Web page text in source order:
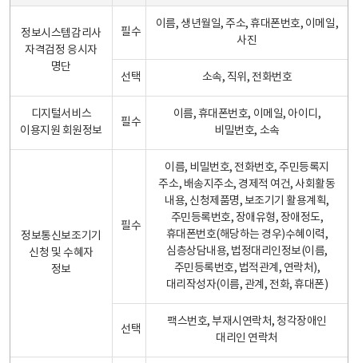
정보시스템감리사
자격검정 응시자
명단
필수
이름, 생년월일, 주소, 휴대폰번호, 이메일,
사진
선택 소속, 직위, 전화번호
디지털서비스
이용지원 회원정보
필수
이름, 휴대폰번호, 이메일, 아이디,
비밀번호, 소속
정보통신보조기기
신청 및 수혜자
정보
필수
이름, 비밀번호, 전화번호, 주민등록지
주소, 배송지주소, 경제적 여건, 사회활동
내용, 신청제품명, 보조기기 활용계획,
주민등록번호, 장애유형, 장애정도,
휴대폰번호(해당하는 경우)수혜이력,
심층상담내용, 법정대리인정보(이름,
주민등록번호, 법적관계, 연락처),
대리작성자(이름, 관계, 전화, 휴대폰)
선택
팩스번호, 부재시연락처, 청각장애인
대리인 연락처